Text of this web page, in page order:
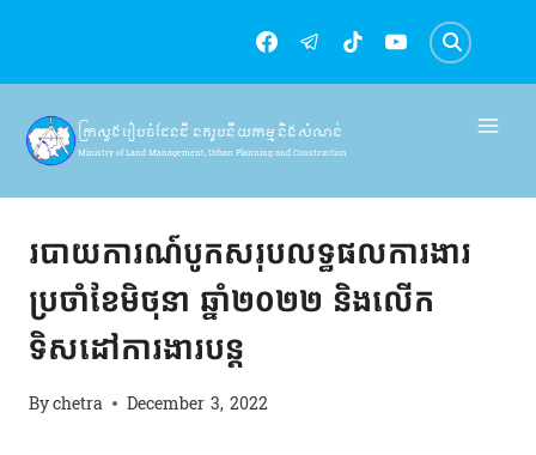
content
ក្រសួងរៀបចំដែនដី នគរូបនីយកម្ម និងសំណង់
Ministry of Land Management, Urban Planning and Construction
របាយការណ៍បូកសរុបលទ្ធផលការងារ
ប្រចាំខែមិថុនា ឆ្នាំ២០២២ និងលើក
ទិសដៅការងារបន្ត
Bychetra December 3, 2022